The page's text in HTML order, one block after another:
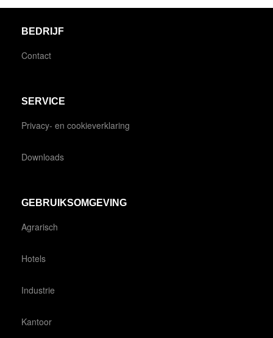
BEDRIJF
Contact
SERVICE
Privacy- en cookieverklaring
Downloads
GEBRUIKSOMGEVING
Agrarisch
Hotels
Industrie
Kantoor